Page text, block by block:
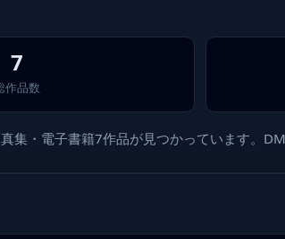
7
作品数
集・電子書籍7作品が見つかっています。